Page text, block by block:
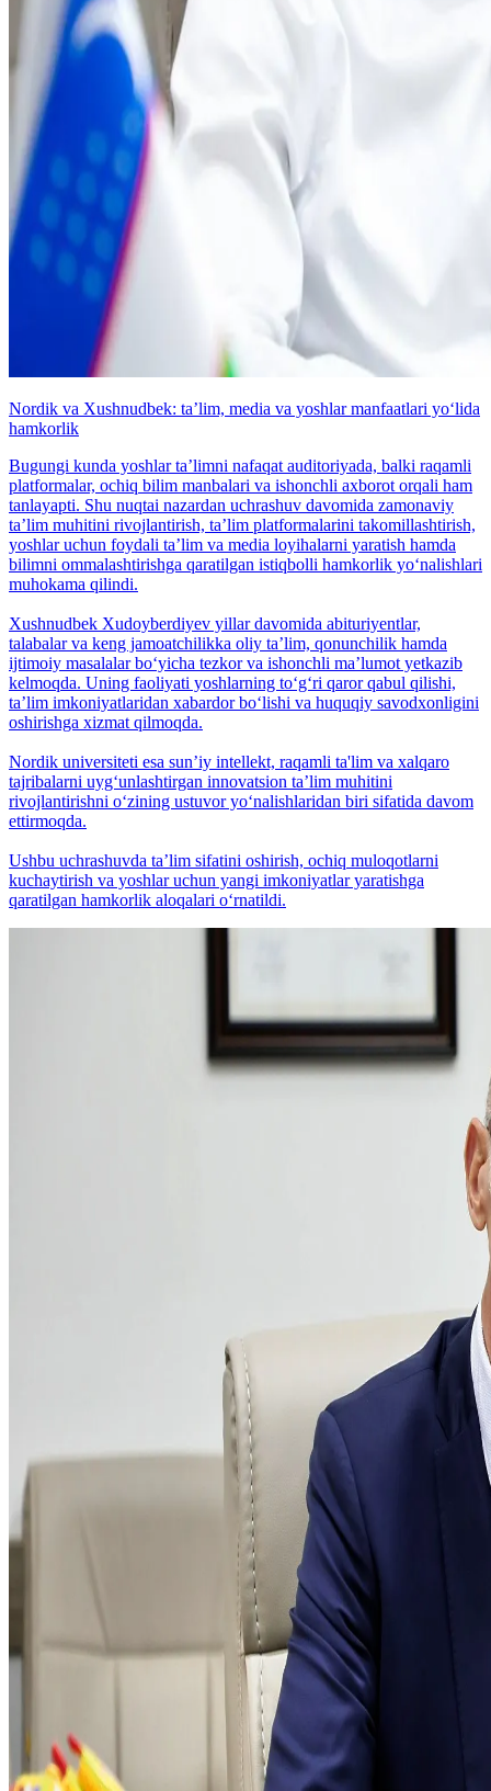
Nordik va Xushnudbek: taʼlim, media va yoshlar manfaatlari yo‘lida
hamkorlik
Bugungi kunda yoshlar taʼlimni nafaqat auditoriyada, balki raqamli
platformalar, ochiq bilim manbalari va ishonchli axborot orqali ham
tanlayapti. Shu nuqtai nazardan uchrashuv davomida zamonaviy
taʼlim muhitini rivojlantirish, taʼlim platformalarini takomillashtirish,
yoshlar uchun foydali taʼlim va media loyihalarni yaratish hamda
bilimni ommalashtirishga qaratilgan istiqbolli hamkorlik yo‘nalishlari
muhokama qilindi.
Xushnudbek Xudoyberdiyev yillar davomida abituriyentlar,
talabalar va keng jamoatchilikka oliy taʼlim, qonunchilik hamda
ijtimoiy masalalar bo‘yicha tezkor va ishonchli maʼlumot yetkazib
kelmoqda. Uning faoliyati yoshlarning to‘g‘ri qaror qabul qilishi,
taʼlim imkoniyatlaridan xabardor bo‘lishi va huquqiy savodxonligini
oshirishga xizmat qilmoqda.
Nordik universiteti esa sunʼiy intellekt, raqamli ta'lim va xalqaro
tajribalarni uyg‘unlashtirgan innovatsion taʼlim muhitini
rivojlantirishni o‘zining ustuvor yo‘nalishlaridan biri sifatida davom
ettirmoqda.
Ushbu uchrashuvda taʼlim sifatini oshirish, ochiq muloqotlarni
kuchaytirish va yoshlar uchun yangi imkoniyatlar yaratishga
qaratilgan hamkorlik aloqalari o‘rnatildi.